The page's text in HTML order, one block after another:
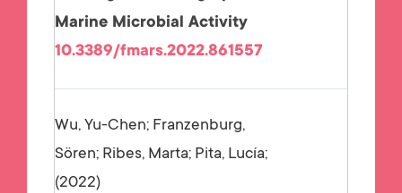
Marine Microbial Activity
10.3389/fmars.2022.861557
Wu, Yu-Chen; Franzenburg,
Sören; Ribes, Marta; Pita, Lucía;
2022